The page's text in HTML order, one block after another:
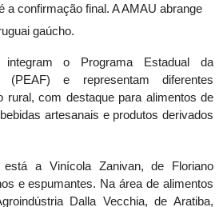
a confirmação final. A AMAU abrange
gaúcho.
integram o Programa Estadual da
(PEAF) e representam diferentes
rural, com destaque para alimentos de
artesanais e produtos derivados
está a Vinícola Zanivan, de Floriano
e espumantes. Na área de alimentos
Dalla Vecchia, de Aratiba,